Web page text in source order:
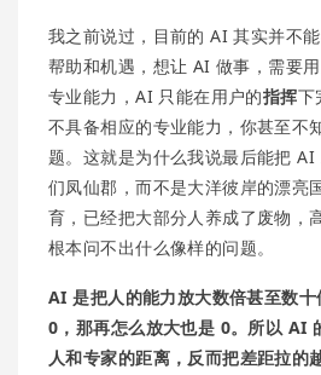
我之前说过，目前的 AI 其实并不
帮助和机遇，想让 AI 做事，需要
专业能力，AI 只能在用户的指挥下
不具备相应的专业能力，你甚至不
题。这就是为什么我说最后能把
们凤仙郡，而不是大洋彼岸的漂亮
育，已经把大部分人养成了废物，
根本问不出什么像样的问题。
AI 是把人的能力放大数倍甚至数
0，那再怎么放大也是 0。所以 AI
人和专家的距离，反而把差距拉的